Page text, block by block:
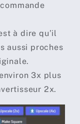
à dire qu’il
aussi proches
3x plus
2x.